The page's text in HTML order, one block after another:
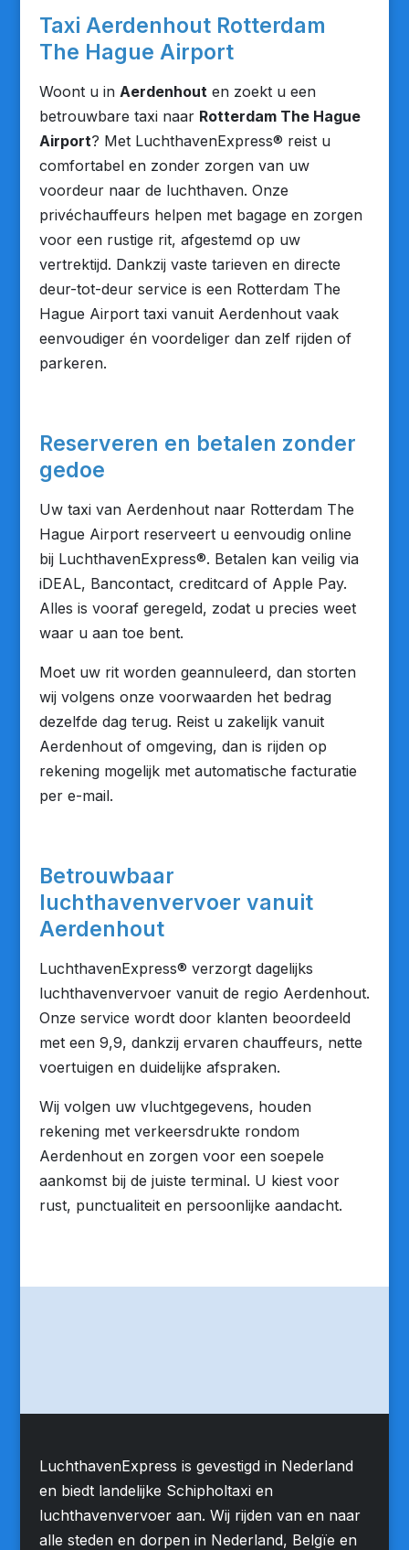
Taxi Aerdenhout Rotterdam
The Hague Airport
Woont u in Aerdenhouten zoekt u een
betrouwbare taxi naar Rotterdam The Hague
Airport? Met LuchthavenExpress® reist u
comfortabel en zonder zorgen van uw
voordeur naar de luchthaven. Onze
privéchauffeurs helpen met bagage en zorgen
voor een rustige rit, afgestemd op uw
vertrektijd. Dankzij vaste tarieven en directe
deur-tot-deur service is een Rotterdam The
Hague Airport taxi vanuit Aerdenhout vaak
eenvoudiger én voordeliger dan zelf rijden of
parkeren.
Reserveren en betalen zonder
gedoe
Uw taxi van Aerdenhout naar Rotterdam The
Hague Airport reserveert u eenvoudig online
bij LuchthavenExpress®. Betalen kan veilig via
iDEAL, Bancontact, creditcard of Apple Pay.
Alles is vooraf geregeld, zodat u precies weet
waar u aan toe bent.
Moet uw rit worden geannuleerd, dan storten
wij volgens onze voorwaarden het bedrag
dezelfde dag terug. Reist u zakelijk vanuit
Aerdenhout of omgeving, dan is rijden op
rekening mogelijk met automatische facturatie
per e-mail.
Betrouwbaar
luchthavenvervoer vanuit
Aerdenhout
LuchthavenExpress® verzorgt dagelijks
luchthavenvervoer vanuit de regio Aerdenhout.
Onze service wordt door klanten beoordeeld
met een 9,9, dankzij ervaren chauffeurs, nette
voertuigen en duidelijke afspraken.
Wij volgen uw vluchtgegevens, houden
rekening met verkeersdrukte rondom
Aerdenhout en zorgen voor een soepele
aankomst bij de juiste terminal. U kiest voor
rust, punctualiteit en persoonlijke aandacht.
LuchthavenExpress is gevestigd in Nederland
en biedt landelijke Schipholtaxi en
luchthavenvervoer aan. Wij rijden van en naar
alle steden en dorpen in Nederland, Belgïe en